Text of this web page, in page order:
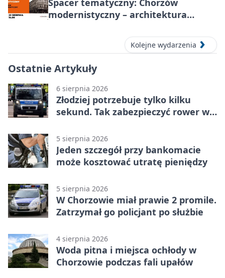
Spacer tematyczny: Chorzów
modernistyczny – architektura
Kolejne wydarzenia
Ostatnie Artykuły
6 sierpnia 2026
Złodziej potrzebuje tylko kilku
sekund. Tak zabezpieczyć rower w
5 sierpnia 2026
Jeden szczegół przy bankomacie
może kosztować utratę pieniędzy
5 sierpnia 2026
W Chorzowie miał prawie 2 promile.
Zatrzymał go policjant po służbie
4 sierpnia 2026
Woda pitna i miejsca ochłody w
Chorzowie podczas fali upałów